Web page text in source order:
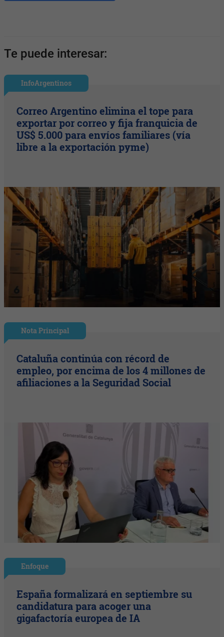
Te puede interesar:
InfoArgentinos
Correo Argentino elimina el tope para
exportar por correo y fija franquicia de
US$ 5.000 para envíos familiares (vía
libre a la exportación pyme)
Nota Principal
Cataluña continúa con récord de
empleo, por encima de los 4 millones de
afiliaciones a la Seguridad Social
Enfoque
España formalizará en septiembre su
candidatura para acoger una
gigafactoría europea de IA